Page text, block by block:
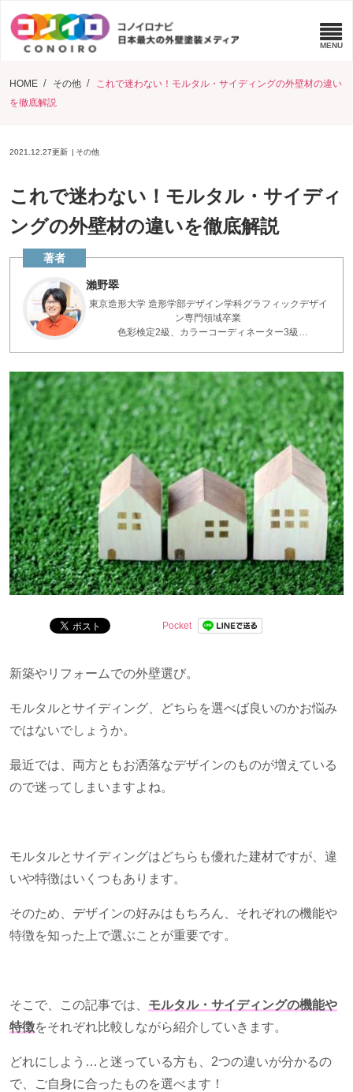
HOME その他
これで迷わない！モルタル・サイディングの外壁材の違い
を徹底解説
2021.12.27更新 その他
これで迷わない！モルタル・サイディ
ングの外壁材の違いを徹底解説
瀨野翠
東京造形大学 造形学部デザイン学科グラフィックデザイ
ン専門領域卒業
色彩検定2級、カラーコーディネーター3級
Pocket
新築やリフォームでの外壁選び。
モルタルとサイディング、どちらを選べば良いのかお悩み
ではないでしょうか。
最近では、両方ともお洒落なデザインのものが増えている
ので迷ってしまいますよね。
モルタルとサイディングはどちらも優れた建材ですが、違
いや特徴はいくつもあります。
そのため、デザインの好みはもちろん、それぞれの機能や
特徴を知った上で選ぶことが重要です。
そこで、この記事では、 モルタル・サイディングの機能や
特徴をそれぞれ比較しながら紹介していきます。
どれにしよう…と迷っている方も、 2つの違いが分かるの
で、ご自身に合ったものを選べます！